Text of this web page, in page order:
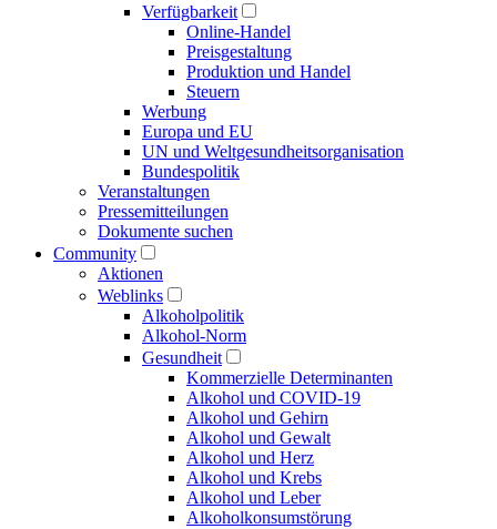
Verfügbarkeit
Online-Handel
Preisgestaltung
Produktion und Handel
Steuern
Werbung
Europa und EU
UN und Welt­gesundheits­organisation
Bundespolitik
Veranstaltungen
Presse­mitteilungen
Dokumente suchen
Community
Aktionen
Weblinks
Alkoholpolitik
Alkohol-Norm
Gesundheit
Kommerzielle Determinanten
Alkohol und COVID-19
Alkohol und Gehirn
Alkohol und Gewalt
Alkohol und Herz
Alkohol und Krebs
Alkohol und Leber
Alkoholkonsumstörung